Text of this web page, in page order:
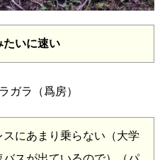
たいに速い
ガラ（爲房）
にあまり乗らない（大学